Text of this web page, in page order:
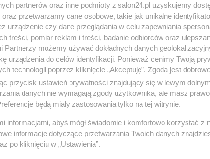
partnerów oraz inne podmioty z salon24.pl uzyskujemy
przetwarzamy dane osobowe, takie jak unikalne
urządzenie czy dane przeglądania w celu zapewniania
treści, pomiar reklam i treści, badanie odbiorców oraz
Partnerzy możemy używać dokładnych danych
urządzenia do celów identyfikacji. Ponieważ cenimy Twoją
technologii poprzez kliknięcie „Akceptuję”. Zgoda jest
przycisk ustawień prywatności znajdujący się w lewym
danych nie wymagają zgody użytkownika, ale masz
będą miały zastosowania tylko na tej witrynie.
informacjami, abyś mógł świadomie i komfortowo korzystać z
informacje dotyczące przetwarzania Twoich danych
po kliknięciu w „Ustawienia”.